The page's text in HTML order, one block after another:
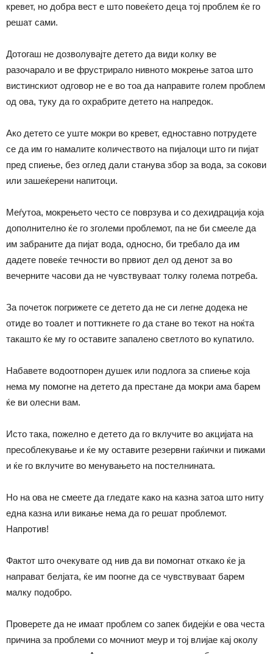
кревет, но добра вест е што повеќето деца тој проблем ќе го
решат сами.
Дотогаш не дозволувајте детето да види колку ве
разочарало и ве фрустрирало нивното мокрење затоа што
вистинскиот одговор не е во тоа да направите голем проблем
од ова, туку да го охрабрите детето на напредок.
Ако детето се уште мокри во кревет, едноставно потрудете
се да им го намалите количеството на пијалоци што ги пијат
пред спиење, без оглед дали станува збор за вода, за сокови
или зашеќерени напитоци.
Меѓутоа, мокрењето често се поврзува и со дехидрација која
дополнително ќе го зголеми проблемот, па не би смееле да
им забраните да пијат вода, односно, би требало да им
дадете повеќе течности во првиот дел од денот за во
вечерните часови да не чувствуваат толку голема потреба.
За почеток погрижете се детето да не си легне додека не
отиде во тоалет и поттикнете го да стане во текот на ноќта
такашто ќе му го оставите запалено светлото во купатило.
Набавете водоотпорен душек или подлога за спиење која
нема му помогне на детето да престане да мокри ама барем
ќе ви олесни вам.
Исто така, пожелно е детето да го вклучите во акцијата на
пресоблекување и ќе му оставите резервни гаќички и пижами
и ќе го вклучите во менувањето на постелнината.
Но на ова не смеете да гледате како на казна затоа што ниту
една казна или викање нема да го решат проблемот.
Напротив!
Фактот што очекувате од нив да ви помогнат откако ќе ја
направат белјата, ќе им поогне да се чувствуваат барем
малку подобро.
Проверете да не имаат проблем со запек бидејќи е ова честа
причина за проблеми со мочниот меур и тој влијае кај околу